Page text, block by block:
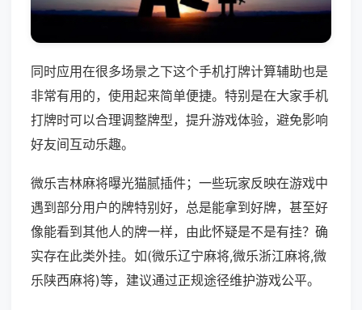
同时应用在很多场景之下这个手机打牌计算辅助也是
非常有用的，使用起来简单便捷。特别是在大家手机
打牌时可以合理调整牌型，提升游戏体验，避免影响
好友间互动乐趣。
微乐吉林麻将曝光猫腻插件；一些玩家反映在游戏中
遇到部分用户的牌特别好，总是能拿到好牌，甚至好
像能看到其他人的牌一样，由此怀疑是不是有挂？确
实存在此类外挂。如(微乐辽宁麻将,微乐浙江麻将,微
乐陕西麻将)等，建议通过正规途径维护游戏公平。